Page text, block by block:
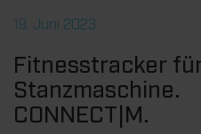
19. Juni 2023
Fitnesstracker
Stanzmaschine.
CONNECT|M.